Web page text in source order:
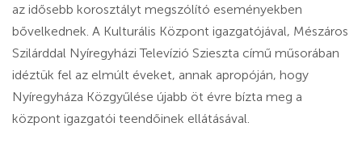
az idősebb korosztályt megszólító eseményekben
bővelkednek. A Kulturális Központ igazgatójával, Mészáros
Szilárddal Nyíregyházi Televízió Szieszta című műsorában
idéztük fel az elmúlt éveket, annak apropóján, hogy
Nyíregyháza Közgyűlése újabb öt évre bízta meg a
központ igazgatói teendőinek ellátásával.